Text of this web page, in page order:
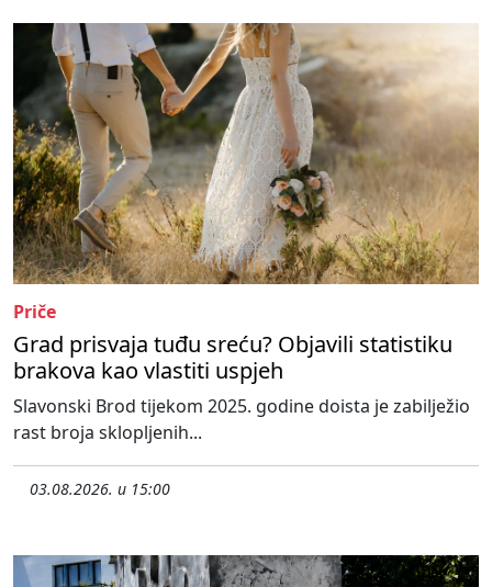
Priče
Grad prisvaja tuđu sreću? Objavili statistiku
brakova kao vlastiti uspjeh
Slavonski Brod tijekom 2025. godine doista je zabilježio
rast broja sklopljenih...
03.08.2026. u 15:00